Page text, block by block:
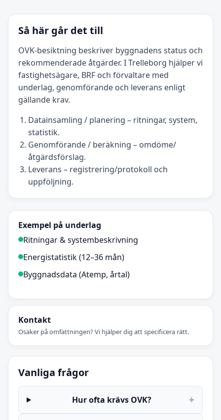
Så här går det till
OVK-besiktning beskriver byggnadens status och
rekommenderade åtgärder. I Trelleborg hjälper vi
fastighetsägare, BRF och förvaltare med
underlag, genomförande och leverans enligt
gällande krav.
Datainsamling / planering – ritningar, system,
statistik.
Genomförande / beräkning – omdöme/
åtgärdsförslag.
Leverans – registrering/protokoll och
uppföljning.
Exempel på underlag
Ritningar & systembeskrivning
Energistatistik (12–36 mån)
Byggnadsdata (Atemp, årtal)
Kontakt
Osäker på omfattningen? Vi hjälper dig att specificera rätt.
Vanliga frågor
Hur ofta krävs OVK? +